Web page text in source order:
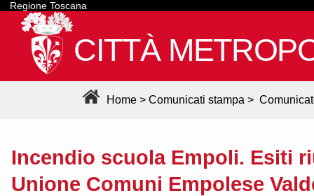
Regione Toscana
CITTÀ
Home > Comunicati stampa >
Incendio scuola Empoli. Esiti
Unione Comuni Empolese